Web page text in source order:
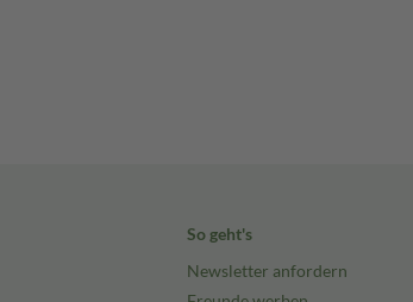
So geht's
Newsletter anfordern